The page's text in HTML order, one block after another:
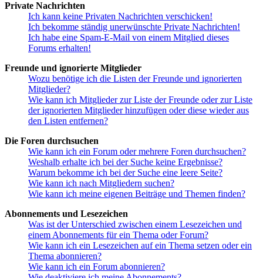
Private Nachrichten
Ich kann keine Privaten Nachrichten verschicken!
Ich bekomme ständig unerwünschte Private Nachrichten!
Ich habe eine Spam-E-Mail von einem Mitglied dieses
Forums erhalten!
Freunde und ignorierte Mitglieder
Wozu benötige ich die Listen der Freunde und ignorierten
Mitglieder?
Wie kann ich Mitglieder zur Liste der Freunde oder zur Liste
der ignorierten Mitglieder hinzufügen oder diese wieder aus
den Listen entfernen?
Die Foren durchsuchen
Wie kann ich ein Forum oder mehrere Foren durchsuchen?
Weshalb erhalte ich bei der Suche keine Ergebnisse?
Warum bekomme ich bei der Suche eine leere Seite?
Wie kann ich nach Mitgliedern suchen?
Wie kann ich meine eigenen Beiträge und Themen finden?
Abonnements und Lesezeichen
Was ist der Unterschied zwischen einem Lesezeichen und
einem Abonnements für ein Thema oder Forum?
Wie kann ich ein Lesezeichen auf ein Thema setzen oder ein
Thema abonnieren?
Wie kann ich ein Forum abonnieren?